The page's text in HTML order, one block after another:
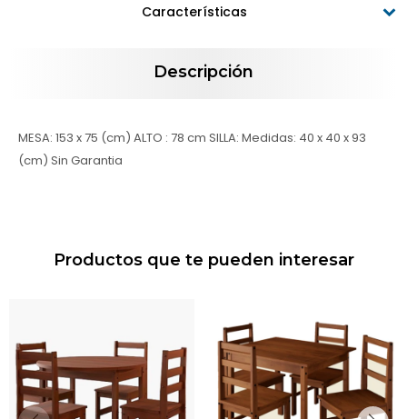
Características
Descripción
MESA: 153 x 75 (cm) ALTO : 78 cm SILLA: Medidas: 40 x 40 x 93
(cm) Sin Garantia
Productos que te pueden interesar